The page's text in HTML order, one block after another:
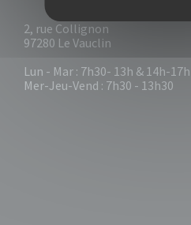
2, rue Collignon
97280 Le Vauclin
Lun - Mar : 7h30- 13h & 14h-17h
Mer-Jeu-Vend : 7h30 - 13h30